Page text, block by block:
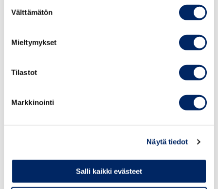
valinta
Välttämätön
Mieltymykset
Tilastot
Markkinointi
Näytä tiedot
Salli kaikki evästeet
Johtava asiantuntija, IPR ja digitalisaatio
Minna
Keskuskauppakamari, Alvar Aallon katu 5,
Tekoäly tehostaa työntekoa, mutta ei korvaa
ihmistä